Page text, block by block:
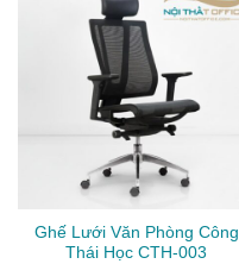
Ghế Lưới Văn Phòng Công
Thái Học CTH-003